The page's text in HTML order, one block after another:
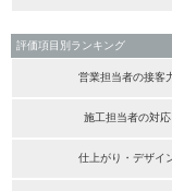
評価項目別ランキング
営業担当者の接客
施工担当者の対応
仕上がり・デザイ